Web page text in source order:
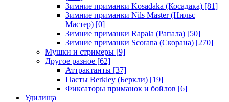
Зимние приманки Kosadaka (Косадака) [81]
Зимние приманки Nils Master (Нильс
Мастер) [0]
Зимние приманки Rapala (Рапала) [50]
Зимние приманки Scorana (Скорана) [270]
Мушки и стримеры [9]
Другое разное [62]
Аттрактанты [37]
Пасты Berkley (Беркли) [19]
Фиксаторы приманок и бойлов [6]
Удилища